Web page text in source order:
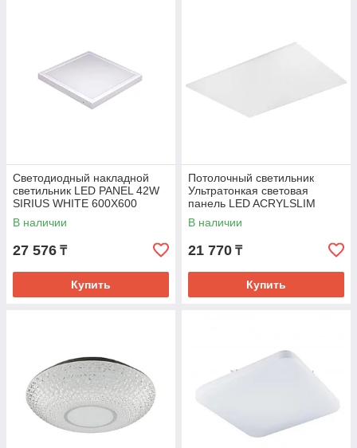
Светодиодный накладной
светильник LED PANEL 42W
SIRIUS WHITE 600X600
6500K БЕЛЫЙ(TEKL-KZ)
В наличии
27 576 ₸
Купить
Потолочный светильник
Ультратонкая световая
панель LED ACRYLSLIM
PANEL40W
595X5956000K+Driver(TT)
В наличии
21 770 ₸
Купить